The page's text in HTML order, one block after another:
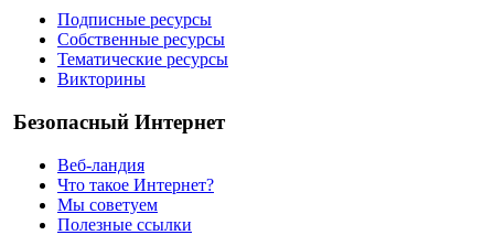
Подписные ресурсы
Собственные ресурсы
Тематические ресурсы
Викторины
Безопасный Интернет
Веб-ландия
Что такое Интернет?
Мы советуем
Полезные ссылки